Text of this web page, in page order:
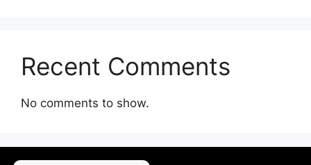
Recent Comments
No comments to show.